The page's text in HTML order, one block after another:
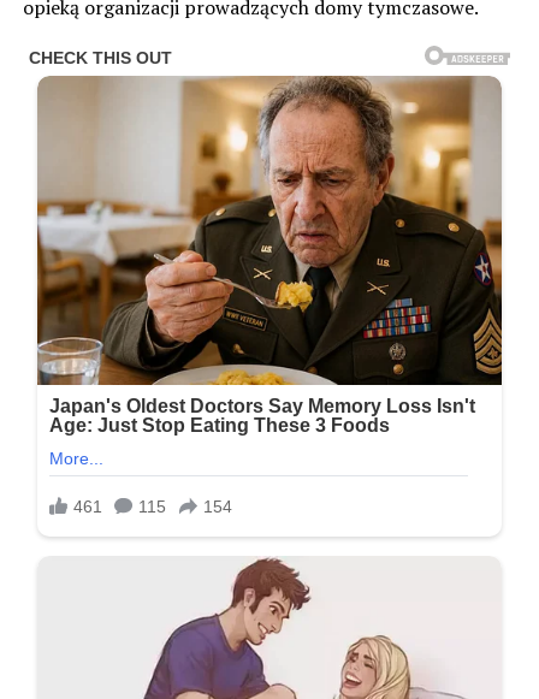
opieką organizacji prowadzących domy tymczasowe.